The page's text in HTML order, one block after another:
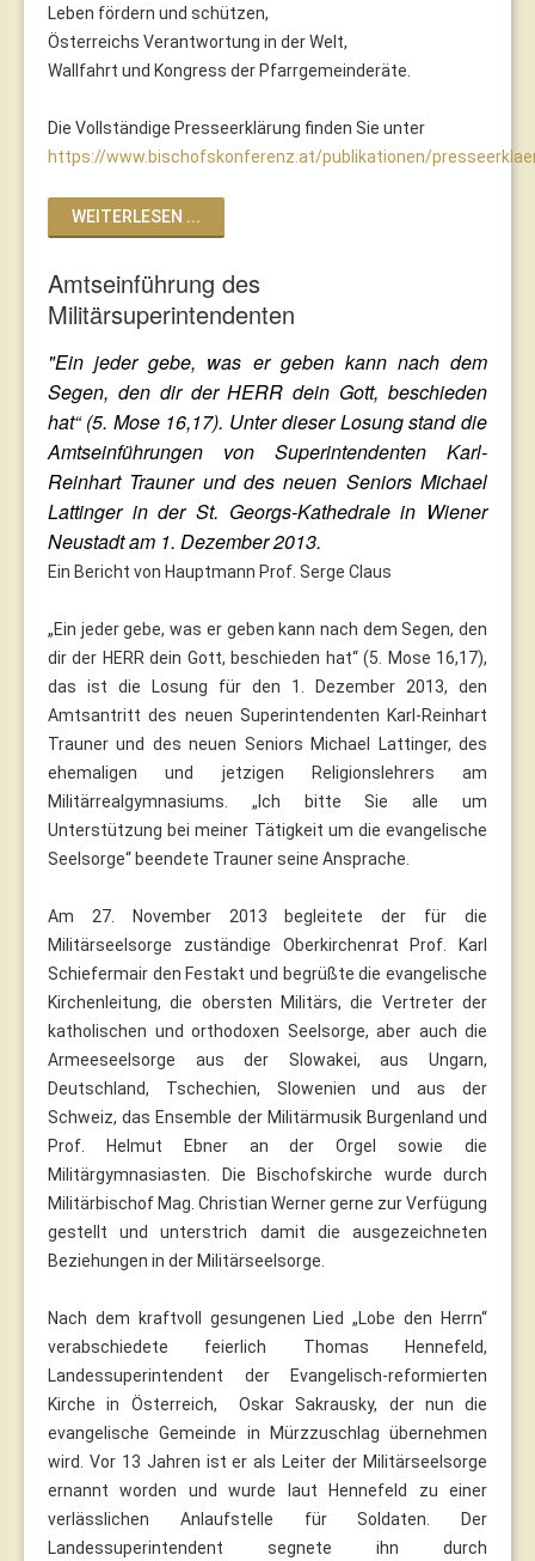
Leben fördern und schützen,
Österreichs Verantwortung in der Welt,
Wallfahrt und Kongress der Pfarrgemeinderäte.
Die Vollständige Presseerklärung finden Sie unter
https://www.bischofskonferenz.at/publikationen/
WEITERLESEN ...
Amtseinführung des
Militärsuperintendenten
"Ein jeder gebe, was er geben kann nach dem
Segen, den dir der HERR dein Gott, beschieden
hat“ (5. Mose 16,17). Unter dieser Losung stand die
Amtseinführungen von Superintendenten Karl-
Reinhart Trauner und des neuen Seniors Michael
Lattinger in der St. Georgs-Kathedrale in Wiener
Neustadt am 1. Dezember 2013.
Ein Bericht von Hauptmann Prof. Serge Claus
„Ein jeder gebe, was er geben kann nach dem Segen, den
dir der HERR dein Gott, beschieden hat“ (5. Mose 16,17),
das ist die Losung für den 1. Dezember 2013, den
Amtsantritt des neuen Superintendenten Karl-Reinhart
Trauner und des neuen Seniors Michael Lattinger, des
ehemaligen und jetzigen Religionslehrers am
Militärrealgymnasiums. „Ich bitte Sie alle um
Unterstützung bei meiner Tätigkeit um die evangelische
Seelsorge“ beendete Trauner seine Ansprache.
Am 27. November 2013 begleitete der für die
Militärseelsorge zuständige Oberkirchenrat Prof. Karl
Schiefermair den Festakt und begrüßte die evangelische
Kirchenleitung, die obersten Militärs, die Vertreter der
katholischen und orthodoxen Seelsorge, aber auch die
Armeeseelsorge aus der Slowakei, aus Ungarn,
Deutschland, Tschechien, Slowenien und aus der
Schweiz, das Ensemble der Militärmusik Burgenland und
Prof. Helmut Ebner an der Orgel sowie die
Militärgymnasiasten. Die Bischofskirche wurde durch
Militärbischof Mag. Christian Werner gerne zur Verfügung
gestellt und unterstrich damit die ausgezeichneten
Beziehungen in der Militärseelsorge.
Nach dem kraftvoll gesungenen Lied „Lobe den Herrn“
verabschiedete feierlich Thomas Hennefeld,
Landessuperintendent der Evangelisch-reformierten
Kirche in Österreich, Oskar Sakrausky, der nun die
evangelische Gemeinde in Mürzzuschlag übernehmen
wird. Vor 13 Jahren ist er als Leiter der Militärseelsorge
ernannt worden und wurde laut Hennefeld zu einer
verlässlichen Anlaufstelle für Soldaten. Der
Landessuperintendent segnete ihn durch